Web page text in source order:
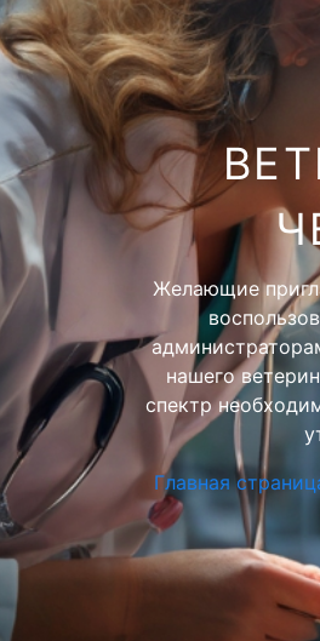
Желающие
нашего
спектр
Главная